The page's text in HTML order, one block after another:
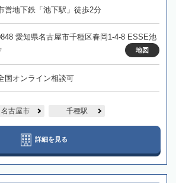
営地下鉄「池下駅」徒歩2分
愛知県名古屋市千種区春岡1-4-8 ESSE池
地図
国オンライン相談可
名古屋市 千種駅
詳細を見る